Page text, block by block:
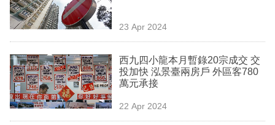
閱
區
23 Apr 2024
西九四小龍本月暫錄20宗成交 交
投加快 泓景臺兩房戶 外區客780
萬元承接
22 Apr 2024